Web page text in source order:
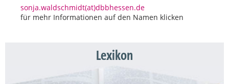
sonja.waldschmidt(at)dbbhessen.de
für mehr Informationen auf den Namen klicken
Lexikon